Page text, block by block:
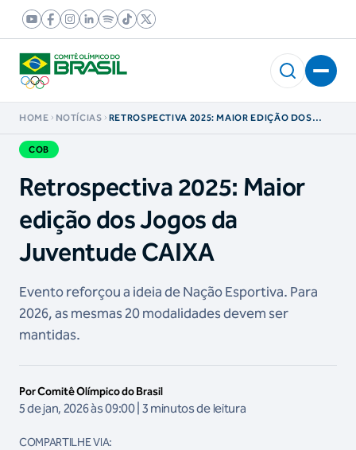
HOME NOTÍCIAS
RETROSPECTIVA 2025: MAIOR EDIÇÃO DOS
COB
Retrospectiva 2025: Maior
edição dos Jogos da
Juventude CAIXA
Evento reforçou a ideia de Nação Esportiva. Para
2026, as mesmas 20 modalidades devem ser
mantidas.
Por Comitê Olímpico do Brasil
5 de jan, 2026 às 09:00 | 3 minutos de leitura
COMPARTILHE VIA: